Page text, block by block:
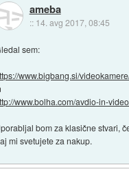
ameba
:: 14. avg 2017, 08:45
sem:
www.bigbang.si/
www.bolha.com/avdio-in-
bom za klasične stvari,
mi svetujete za nakup.